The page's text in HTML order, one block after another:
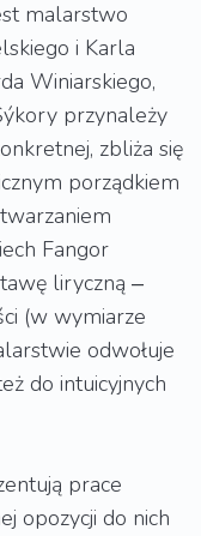
malarstwo
i Karla
Winiarskiego,
przynależy
zbliża się
porządkiem
Fangor
liryczną ‒
(w wymiarze
odwołuje
do intuicyjnych
prace
opozycji do nich